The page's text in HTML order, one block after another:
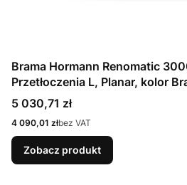
Brama Hormann Renomatic
Przetłoczenia L, Planar, kolor
deluxe + Prowadzenie N
Cena
5 030,71 zł
Cena
4 090,01 złbez VAT
Zobacz produkt